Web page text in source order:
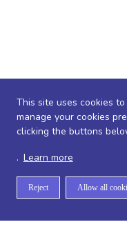
This site uses cookies
manage your cookies
clicking the buttons
. Learn more
Reject Allow all